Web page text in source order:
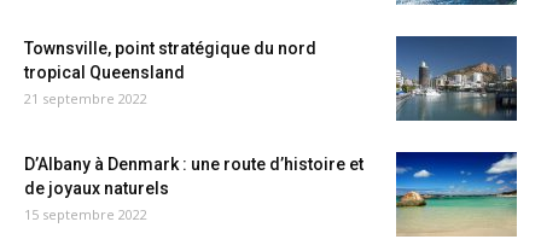
Townsville, point stratégique du nord
tropical Queensland
21 septembre 2022
D’Albany à Denmark : une route d’histoire et
de joyaux naturels
15 septembre 2022